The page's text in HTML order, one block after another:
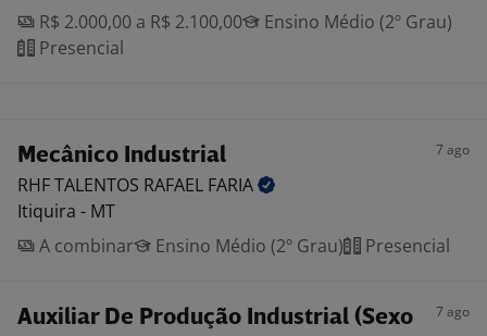
R$ 2.000,00 a R$ 2.100,00
Ensino Médio (2º Grau)
Presencial
Mecânico Industrial 7 ago
RHF TALENTOS RAFAEL FARIA
Itiquira - MT
A combinar
Ensino Médio (2º Grau) Presencial
Auxiliar De Produção Industrial (Sexo
7 ago